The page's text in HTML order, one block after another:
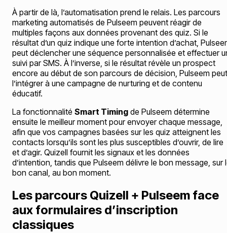
À partir de là, l’automatisation prend le relais. Les parcours
marketing automatisés de Pulseem peuvent réagir de
multiples façons aux données provenant des quiz. Si le
résultat d’un quiz indique une forte intention d’achat,
peut déclencher une séquence personnalisée et effectuer
suivi par SMS. À l’inverse, si le résultat révèle un prospect
encore au début de son parcours de décision, Pulseem peut
l’intégrer à une campagne de nurturing et de contenu
éducatif.
La fonctionnalité Smart Timing de Pulseem détermine
ensuite le meilleur moment pour envoyer chaque message,
afin que vos campagnes basées sur les quiz atteignent les
contacts lorsqu’ils sont les plus susceptibles d’ouvrir, de lire
et d’agir. Quizell fournit les signaux et les données
d’intention, tandis que Pulseem délivre le bon message, sur
bon canal, au bon moment.
Les parcours Quizell + Pulseem face
aux formulaires d’inscription
classiques